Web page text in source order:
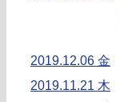
2019.12.06 金
2019.11.21 木